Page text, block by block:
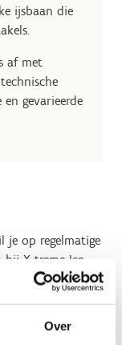
Over
ijsbaan die
af met
en gevarieerde
je op regelmatige
X-treme Ice